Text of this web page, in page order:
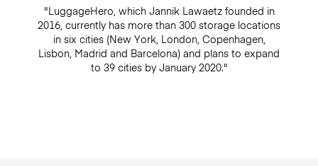
"LuggageHero, which Jannik Lawaetz founded in
2016, currently has more than 300 storage locations
in six cities (New York, London, Copenhagen,
Lisbon, Madrid and Barcelona) and plans to expand
to 39 cities by January 2020."